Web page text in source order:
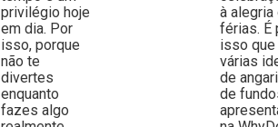
privilégio hoje
em dia. Por
isso, porque
não te
divertes
enquanto
fazes algo
à alegria
férias. É
isso
várias
de
de